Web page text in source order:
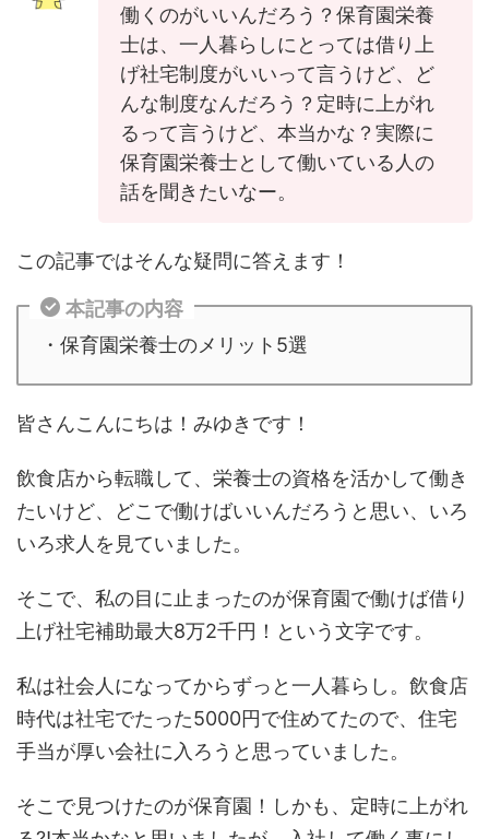
働くのがいいんだろう？保育園栄養
士は、一人暮らしにとっては借り上
げ社宅制度がいいって言うけど、ど
んな制度なんだろう？定時に上がれ
るって言うけど、本当かな？実際に
保育園栄養士として働いている人の
話を聞きたいなー。
この記事ではそんな疑問に答えます！
本記事の内容
・保育園栄養士のメリット5選
皆さんこんにちは！みゆきです！
飲食店から転職して、栄養士の資格を活かして働き
たいけど、どこで働けばいいんだろうと思い、いろ
いろ求人を見ていました。
そこで、私の目に止まったのが保育園で働けば借り
上げ社宅補助最大8万2千円！という文字です。
私は社会人になってからずっと一人暮らし。飲食店
時代は社宅でたった5000円で住めてたので、住宅
手当が厚い会社に入ろうと思っていました。
そこで見つけたのが保育園！しかも、定時に上がれ